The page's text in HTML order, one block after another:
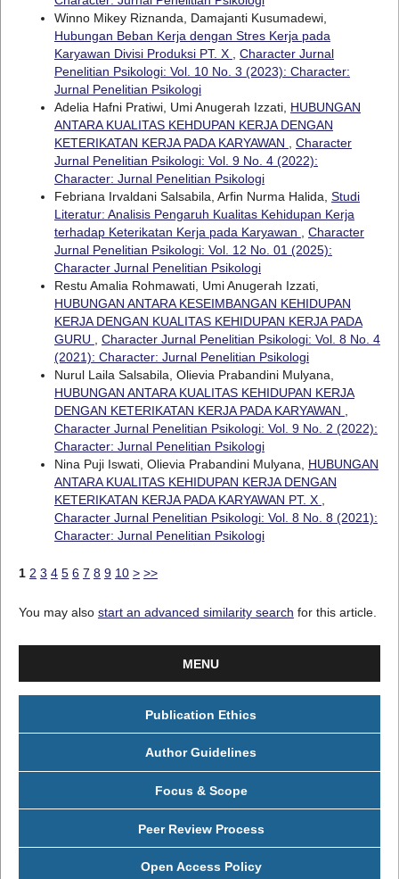
Winno Mikey Riznanda, Damajanti Kusumadewi,
Hubungan Beban Kerja dengan Stres Kerja pada
Karyawan Divisi Produksi PT. X
Character Jurnal
Penelitian Psikologi: Vol. 10 No. 3 (2023): Character:
Jurnal Penelitian Psikologi
Adelia Hafni Pratiwi, Umi Anugerah Izzati, HUBUNGAN
ANTARA KUALITAS KEHDUPAN KERJA DENGAN
KETERIKATAN KERJA PADA KARYAWAN
Character
Jurnal Penelitian Psikologi: Vol. 9 No. 4 (2022):
Character: Jurnal Penelitian Psikologi
Febriana Irvaldani Salsabila, Arfin Nurma Halida, Studi
Literatur: Analisis Pengaruh Kualitas Kehidupan Kerja
terhadap Keterikatan Kerja pada Karyawan
Character
Jurnal Penelitian Psikologi: Vol. 12 No. 01 (2025):
Character Jurnal Penelitian Psikologi
Restu Amalia Rohmawati, Umi Anugerah Izzati,
HUBUNGAN ANTARA KESEIMBANGAN KEHIDUPAN
KERJA DENGAN KUALITAS KEHIDUPAN KERJA PADA
GURU
Character Jurnal Penelitian Psikologi: Vol. 8 No. 4
(2021): Character: Jurnal Penelitian Psikologi
Nurul Laila Salsabila, Olievia Prabandini Mulyana,
HUBUNGAN ANTARA KUALITAS KEHIDUPAN KERJA
DENGAN KETERIKATAN KERJA PADA KARYAWAN
Character Jurnal Penelitian Psikologi: Vol. 9 No. 2 (2022):
Character: Jurnal Penelitian Psikologi
Nina Puji Iswati, Olievia Prabandini Mulyana, HUBUNGAN
ANTARA KUALITAS KEHIDUPAN KERJA DENGAN
KETERIKATAN KERJA PADA KARYAWAN PT. X
Character Jurnal Penelitian Psikologi: Vol. 8 No. 8 (2021):
Character: Jurnal Penelitian Psikologi
1 2 3 4 5 6 7 8 9 10 > >>
You may also start an advanced similarity search for this article.
MENU
Publication Ethics
Author Guidelines
Focus & Scope
Peer Review Process
Open Access Policy